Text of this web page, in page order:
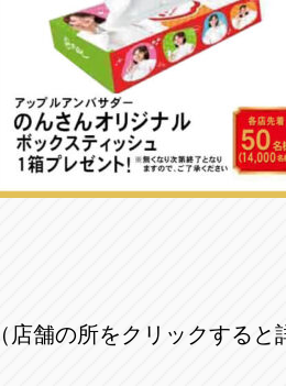
（店舗の所をクリックする